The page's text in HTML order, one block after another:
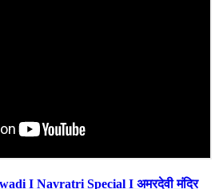
I Navratri Special I अमरदेवी मंदिर